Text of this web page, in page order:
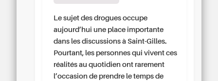
Le sujet des drogues occupe
aujourd’hui une place importante
dans les discussions à Saint-Gilles.
Pourtant, les personnes qui vivent ces
réalités au quotidien ont rarement
l’occasion de prendre le temps de